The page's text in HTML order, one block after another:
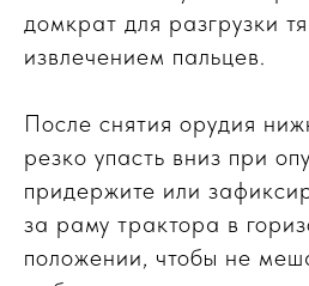
домкрат для разгрузки
извлечением пальцев.
После снятия орудия
резко упасть вниз при
придержите или
за раму трактора в
положении, чтобы не